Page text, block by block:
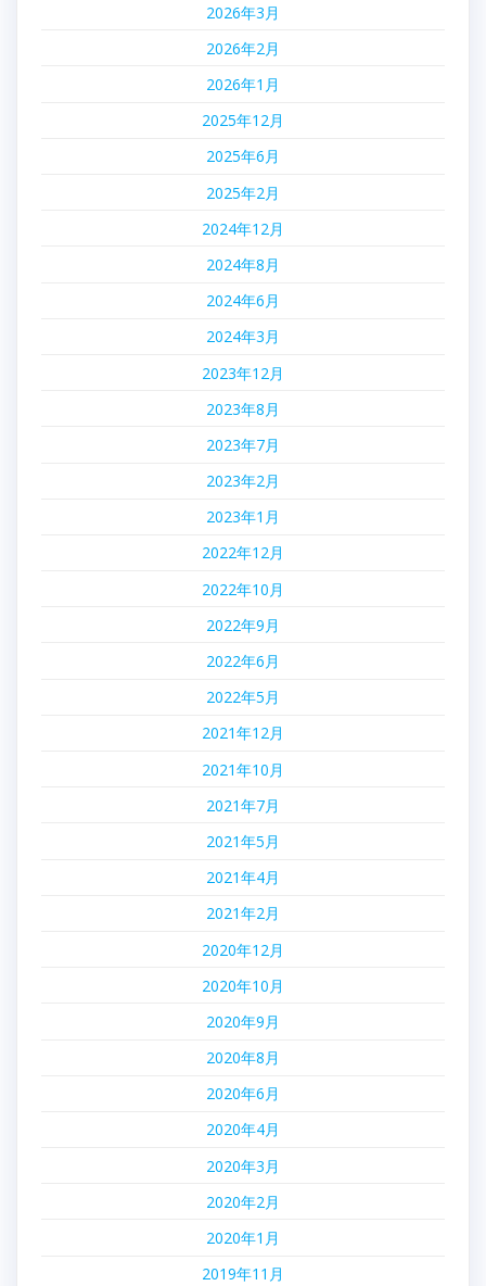
2026年3月
2026年2月
2026年1月
2025年12月
2025年6月
2025年2月
2024年12月
2024年8月
2024年6月
2024年3月
2023年12月
2023年8月
2023年7月
2023年2月
2023年1月
2022年12月
2022年10月
2022年9月
2022年6月
2022年5月
2021年12月
2021年10月
2021年7月
2021年5月
2021年4月
2021年2月
2020年12月
2020年10月
2020年9月
2020年8月
2020年6月
2020年4月
2020年3月
2020年2月
2020年1月
2019年11月